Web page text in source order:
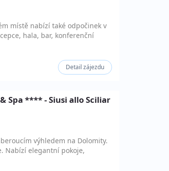
místě nabízí také odpočinek v
hala, bar, konferenční
Detail zájezdu
Spa **** - Siusi allo Sciliar
výhledem na Dolomity.
Nabízí elegantní pokoje,